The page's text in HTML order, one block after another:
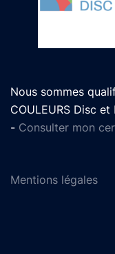
Nous sommes
COULEURS Disc
- Consulter mon
Mentions légales